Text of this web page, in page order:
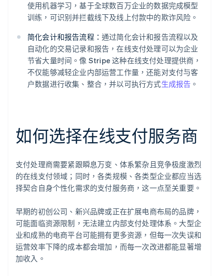
使用机器学习，基于全球数百万企业的数据完成模型
训练，可识别并拦截线下及线上付款中的欺诈风险。
简化会计和报告流程： 通过简化会计和报告流程以及
自动化的交易记录和报告，在线支付处理可以为企业
节省大量时间。像 Stripe 这种在线支付处理提供商，
不仅能够减轻企业内部运营工作量，还能对支付与客
户数据进行收集、整合，并以可执行方式生成报告 。
如何选择在线支付服务商
支付处理商需要紧跟瞬息万变、体系繁杂且竞争极度激烈
的在线支付领域；同时，各类规模、各类型企业都应当选
择契合自身个性化需求的支付服务商，这一点至关重要。
早期的初创公司、新兴品牌或正在扩展电商布局的品牌，
可能面临资源限制，无法建立内部支付处理体系。大型企
业和成熟的电商平台可能拥有更多资源，但每一次失误和
运营效率下降的成本都会增加，而每一次改进都能显著增
加收入。